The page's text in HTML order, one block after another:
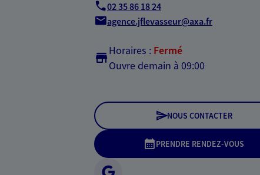
02 35 86 18 24
agence.jflevasseur@axa.fr
Horaires : Fermé
Ouvre demain à 09:00
NOUS CONTACTER
PRENDRE RENDEZ-VOUS